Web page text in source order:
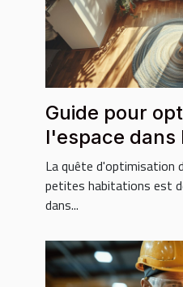
Guide pour
l'espace dans
habitations
La quête d'optimisation
petites habitations est
dans...